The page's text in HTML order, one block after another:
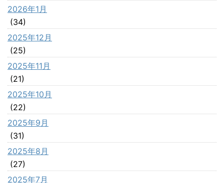
2026年1月
(34)
2025年12月
(25)
2025年11月
(21)
2025年10月
(22)
2025年9月
(31)
2025年8月
(27)
2025年7月